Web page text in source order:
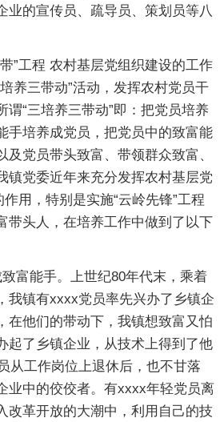
业的宣传员、疏导员、策划员等八
”工程 农村基层党组织建设的工作
养三带动”活动，发挥农村党员干
谓“三培养三带动”即：把党员培养
手培养成党员，把党员中的致富能
及党员带头致富、带领群众致富、
镇党委近年来充分发挥农村基层党
作用，特别是实施“云岭先锋”工程
带头人，在培养工作中做到了以下
富能手。上世纪80年代末，乘着
我镇有xxxx党员率先兴办了乡镇企
在他们的带动下，我镇想致富又怕
起了乡镇企业，从技术上得到了他
从工作岗位上退休后，也不甘落
业中的佼佼者。有xxxx年轻党员离
改革开放的大潮中，利用自己的技